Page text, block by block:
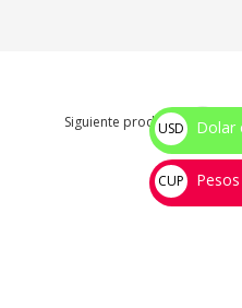
Siguiente producto
USD
$
Dolar
CUP
💰
Pesos